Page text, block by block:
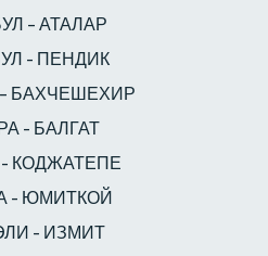
– АТАЛАР
- ПЕНДИК
БАХЧЕШЕХИР
- БАЛГАТ
КОДЖАТЕПЕ
- ЮМИТКОЙ
- ИЗМИТ